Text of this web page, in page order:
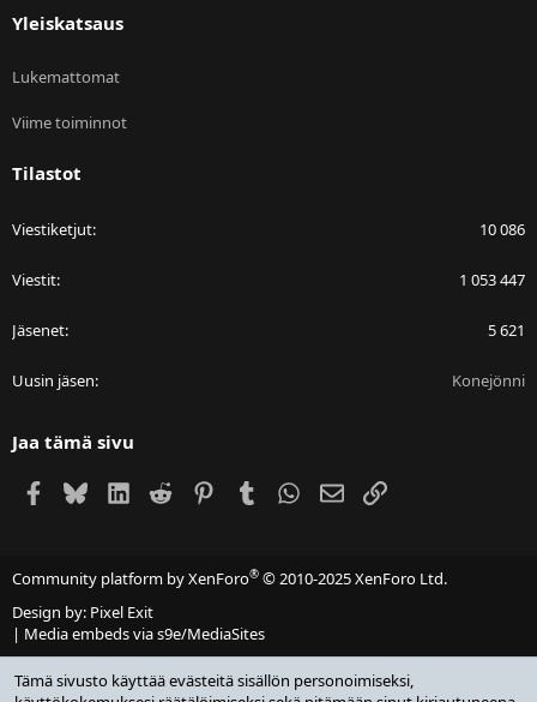
Yleiskatsaus
Lukemattomat
Viime toiminnot
Tilastot
Viestiketjut 10 086
Viestit 1 053 447
Jäsenet 5 621
Uusin jäsen Konejönni
Jaa tämä sivu
Facebook
BlueskyLinkedIn
Reddit PinterestTumblr WhatsApp
Sähköposti
Linkki
Community platform by XenForo® © 2010-2025 XenForo Ltd.
Design by: Pixel Exit
| Media embeds via s9e/MediaSites
Tämä sivusto käyttää evästeitä sisällön personoimiseksi,